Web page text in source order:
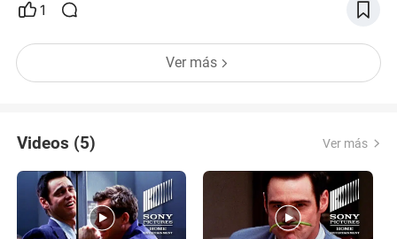
1
Ver más
Videos (5) Ver más